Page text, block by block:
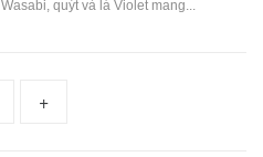
quýt và lá Violet mang...
+